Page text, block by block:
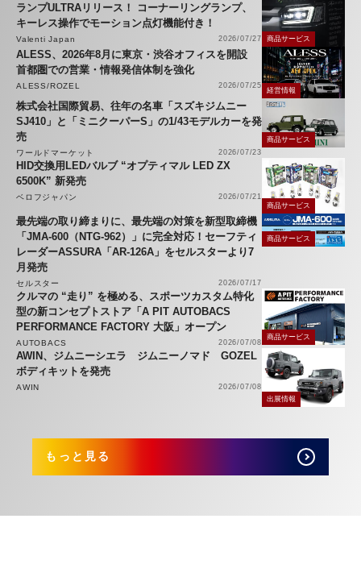
ランプULTRAリリース！ コーナーリングランプ、
キーレス操作でモーション点灯機能付き！
Valenti Japan 2026/07/27 商品サービス
ALESS、2026年8月に東京・渋谷オフィスを開設
首都圏での営業・情報発信体制を強化
ALESS/ROZEL 2026/07/25
経営情報
株式会社国際貿易、往年の名車「スズキジムニー
SJ410」と「ミニクーパーS」の1/43モデルカーを発
売
ワールドマーケット 2026/07/23
商品サービス
HID交換用LEDバルブ “オプティマル LED ZX
6500K” 新発売
ベロフジャパン
2026/07/21
商品サービス
最先端の取り締まりに、最先端の対策を新型取締機
「JMA-600（NTG-962）」に完全対応！セーフティ
レーダーASSURA「AR-126A」をセルスターより7
月発売
セルスター 2026/07/17
商品サービス
クルマの “走り” を極める、スポーツカスタム特化
型の新コンセプトストア「A PIT AUTOBACS
PERFORMANCE FACTORY 大阪」オープン
AUTOBACS 2026/07/08
商品サービス
AWIN、ジムニーシエラ ジムニーノマド GOZEL
ボディキットを発売
AWIN
2026/07/08
出展情報
もっと見る